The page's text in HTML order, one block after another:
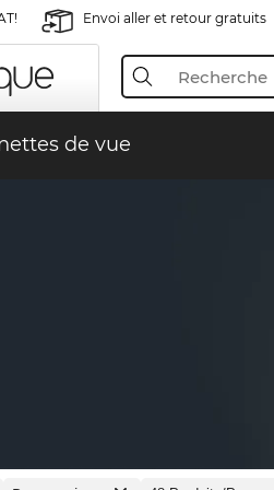
Envoi aller et retour gratuits
de vue